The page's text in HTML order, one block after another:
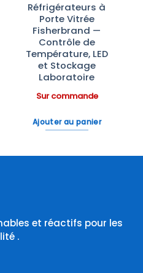
Réfrigérateurs à
Porte Vitrée
Fisherbrand —
Contrôle de
Température, LED
et Stockage
Laboratoire
Sur commande
Ajouter au panier
et réactifs pour les
.